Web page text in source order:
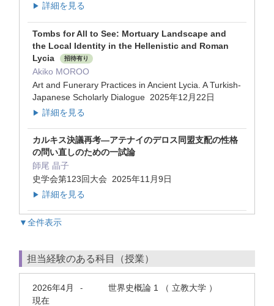
▶ 詳細を見る
Tombs for All to See: Mortuary Landscape and
the Local Identity in the Hellenistic and Roman
Lycia
招待有り
Akiko MOROO
Art and Funerary Practices in Ancient Lycia. A Turkish-
Japanese Scholarly Dialogue 2025年12月22日
▶ 詳細を見る
カルキス決議再考—アテナイのデロス同盟支配の性格
の問い直しのための一試論
師尾 晶子
史学会第123回大会 2025年11月9日
▶ 詳細を見る
▼全件表示
担当経験のある科目（授業）
2026年4月 -
現在
世界史概論 1 （ 立教大学 ）